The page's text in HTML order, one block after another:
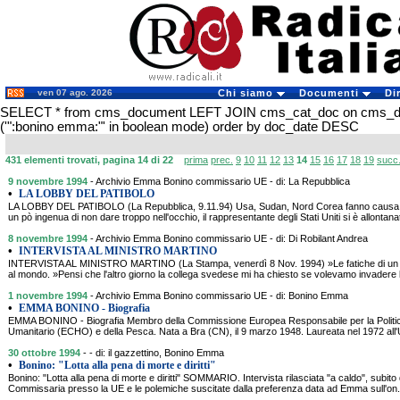
ven 07 ago. 2026 Chi siamo Documenti
SELECT * from cms_document LEFT JOIN cms_cat_doc on
('":bonino emma:"' in boolean mode) order by doc_date DESC
431 elementi trovati, pagina 14 di 22 prima prec. 9 10 11 12 13 14 15 16 17 18 19 succ.
9 novembre 1994 - Archivio Emma Bonino commissario UE - di: La Repubblica
• LA LOBBY DEL PATIBOLO
LA LOBBY DEL PATIBOLO (La Repubblica, 9.11.94) Usa, Sudan, Nord Corea fanno
un pò ingenua di non dare troppo nell'occhio, il rappresentante degli Stati Uniti si è
8 novembre 1994 - Archivio Emma Bonino commissario UE - di: Di Robilant Andrea
• INTERVISTA AL MINISTRO MARTINO
INTERVISTA AL MINISTRO MARTINO (La Stampa, venerdì 8 Nov. 1994) »Le fatiche di
al mondo. »Pensi che l'altro giorno la collega svedese mi ha chiesto se volevamo invadere
1 novembre 1994 - Archivio Emma Bonino commissario UE - di: Bonino Emma
• EMMA BONINO - Biografia
EMMA BONINO - Biografia Membro della Commissione Europea Responsabile per la
Umanitario (ECHO) e della Pesca. Nata a Bra (CN), il 9 marzo 1948. Laureata nel 1972
30 ottobre 1994 - - di: il gazzettino, Bonino Emma
• Bonino: "Lotta alla pena di morte e diritti"
Bonino: "Lotta alla pena di morte e diritti" SOMMARIO. Intervista rilasciata "a caldo", subito
Commissaria presso la UE e le polemiche suscitate dalla preferenza data ad Emma